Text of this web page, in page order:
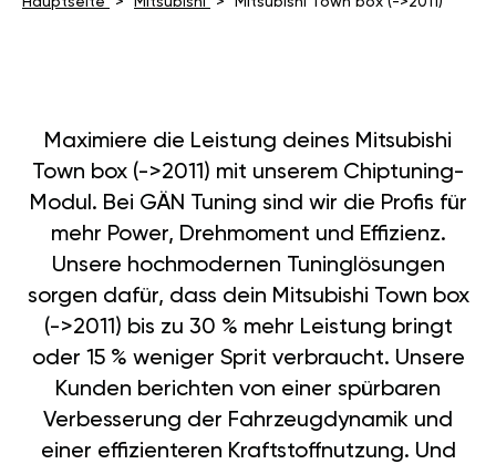
Maximiere die Leistung deines Mitsubishi
Town box (->2011) mit unserem Chiptuning-
Modul. Bei GÄN Tuning sind wir die Profis für
mehr Power, Drehmoment und Effizienz.
Unsere hochmodernen Tuninglösungen
sorgen dafür, dass dein Mitsubishi Town box
(->2011) bis zu 30 % mehr Leistung bringt
oder 15 % weniger Sprit verbraucht. Unsere
Kunden berichten von einer spürbaren
Verbesserung der Fahrzeugdynamik und
einer effizienteren Kraftstoffnutzung. Und